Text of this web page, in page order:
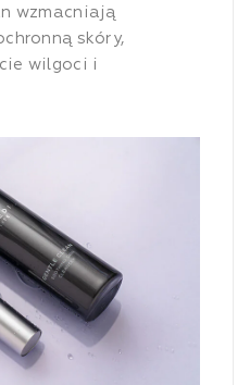
wzmacniają
skóry,
wilgoci i